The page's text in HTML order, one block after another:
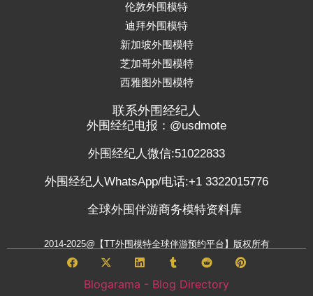
伦敦外围模特
迪拜外围模特
新加坡外围模特
芝加哥外围模特
西雅图外围模特
联系外围经纪人
外围经纪电报：@usdmote
外围经纪人微信:51022833
外围经纪人WhatsApp/电话:+1 3322015776
全球外围伴游商务模特资料库
2014-2025@【TT外围模特全球伴游预约平台】版权所有
Blogarama - Blog Directory